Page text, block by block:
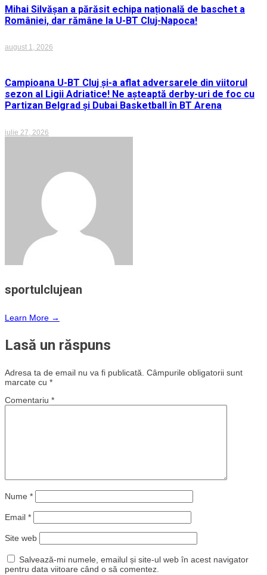
Mihai Silvășan a părăsit echipa națională de baschet a
României, dar rămâne la U-BT Cluj-Napoca!
august 1, 2026
Campioana U-BT Cluj și-a aflat adversarele din viitorul
sezon al Ligii Adriatice! Ne așteaptă derby-uri de foc cu
Partizan Belgrad și Dubai Basketball în BT Arena
iulie 27, 2026
sportulclujean
Learn More →
Lasă un răspuns
Adresa ta de email nu va fi publicată. Câmpurile obligatorii sunt
marcate cu *
Comentariu *
Nume *
Email *
Site web
Salvează-mi numele, emailul și site-ul web în acest navigator
pentru data viitoare când o să comentez.